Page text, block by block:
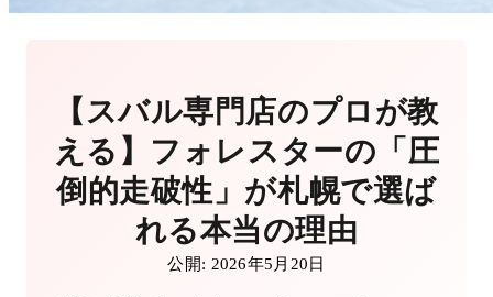
【スバル専門店のプロが教
える】フォレスターの「圧
倒的走破性」が札幌で選ば
れる本当の理由
公開: 2026年5月20日